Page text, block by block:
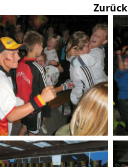
Zurück